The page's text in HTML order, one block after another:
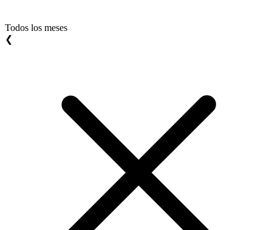
Todos los meses
❮